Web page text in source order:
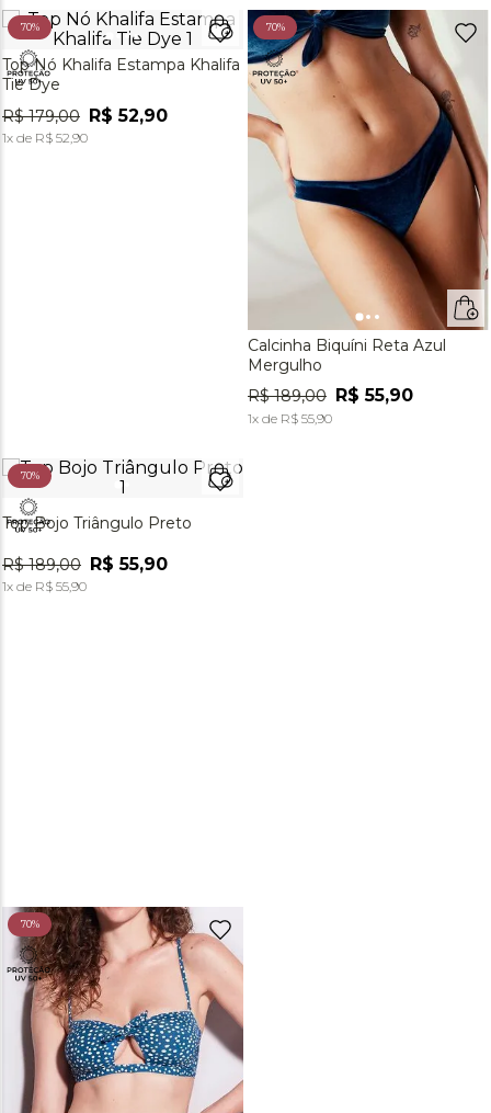
70%
Top Nó Khalifa Estampa Khalifa
Tie Dye
R$ 179,00 R$ 52,90
1x de R$ 52,90
70%
Calcinha Biquíni Reta Azul
Mergulho
R$ 189,00 R$ 55,90
1x de R$ 55,90
70%
Top Bojo Triângulo Preto
R$ 189,00 R$ 55,90
1x de R$ 55,90
70%